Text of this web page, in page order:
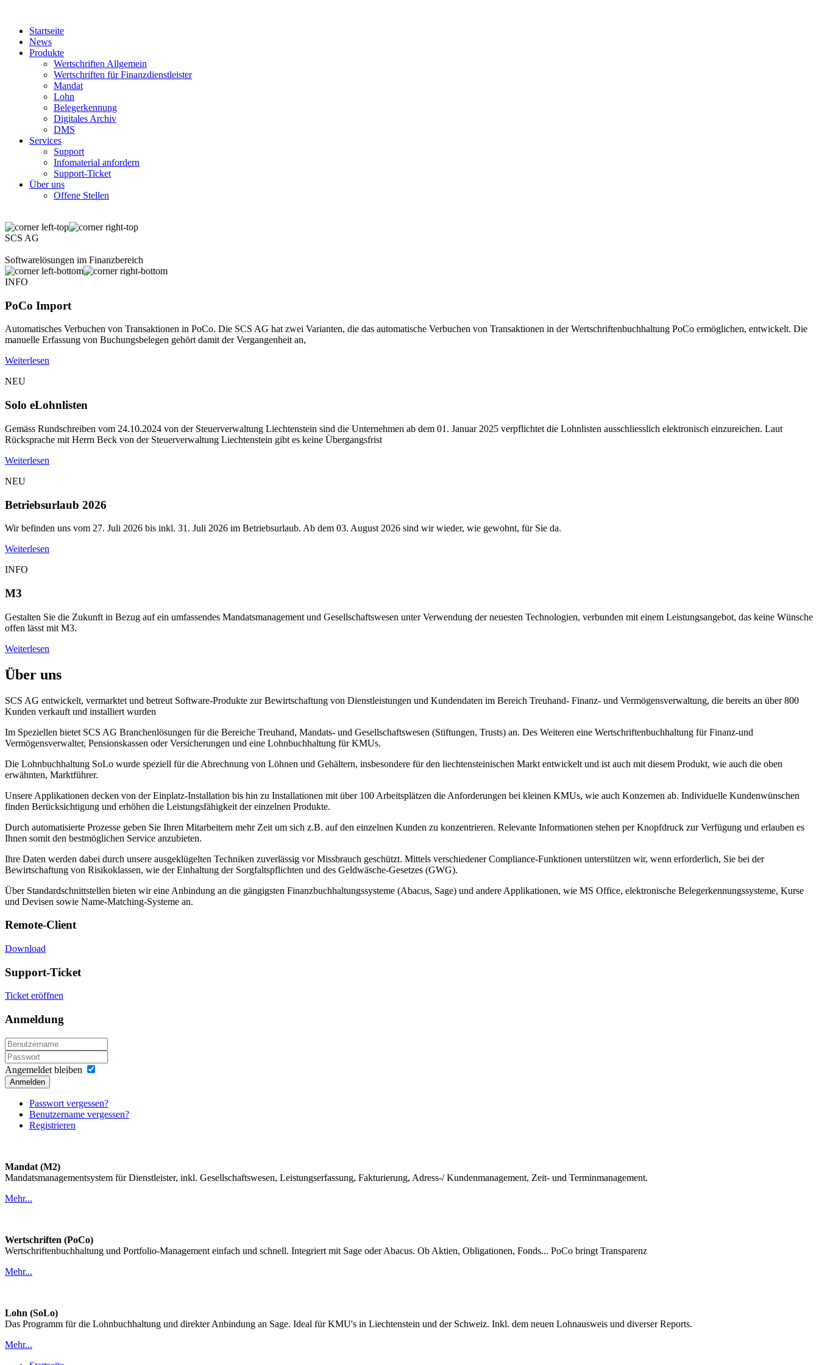
Startseite
News
Produkte
Wertschriften Allgemein
Wertschriften für Finanzdienstleister
Mandat
Lohn
Belegerkennung
Digitales Archiv
DMS
Services
Support
Infomaterial anfordern
Support-Ticket
Über uns
Offene Stellen
SCS AG
Softwarelösungen im Finanzbereich
INFO
PoCo Import
Automatisches Verbuchen von Transaktionen in PoCo. Die SCS AG hat zwei Varianten, die das automatische Verbuchen von Transaktionen in der Wertschriftenbuchhaltung PoCo ermöglichen, entwickelt. Die
manuelle Erfassung von Buchungsbelegen gehört damit der Vergangenheit an,
Weiterlesen
NEU
Solo eLohnlisten
Gemäss Rundschreiben vom 24.10.2024 von der Steuerverwaltung Liechtenstein sind die Unternehmen ab dem 01. Januar 2025 verpflichtet die Lohnlisten ausschliesslich elektronisch einzureichen. Laut
Rücksprache mit Herrn Beck von der Steuerverwaltung Liechtenstein gibt es keine Übergangsfrist
Weiterlesen
NEU
Betriebsurlaub 2026
Wir befinden uns vom 27. Juli 2026 bis inkl. 31. Juli 2026 im Betriebsurlaub. Ab dem 03. August 2026 sind wir wieder, wie gewohnt, für Sie da.
Weiterlesen
INFO
M3
Gestalten Sie die Zukunft in Bezug auf ein umfassendes Mandatsmanagement und Gesellschaftswesen unter Verwendung der neuesten Technologien, verbunden mit einem Leistungsangebot, das keine Wünsche
offen lässt mit M3.
Weiterlesen
Über uns
SCS AG entwickelt, vermarktet und betreut Software-Produkte zur Bewirtschaftung von Dienstleistungen und Kundendaten im Bereich Treuhand- Finanz- und Vermögensverwaltung, die bereits an über 800
Kunden verkauft und installiert wurden
Im Speziellen bietet SCS AG Branchenlösungen für die Bereiche Treuhand, Mandats- und Gesellschaftswesen (Stiftungen, Trusts) an. Des Weiteren eine Wertschriftenbuchhaltung für Finanz-und
Vermögensverwalter, Pensionskassen oder Versicherungen und eine Lohnbuchhaltung für KMUs.
Die Lohnbuchhaltung SoLo wurde speziell für die Abrechnung von Löhnen und Gehältern, insbesondere für den liechtensteinischen Markt entwickelt und ist auch mit diesem Produkt, wie auch die oben
erwähnten, Marktführer.
Unsere Applikationen decken von der Einplatz-Installation bis hin zu Installationen mit über 100 Arbeitsplätzen die Anforderungen bei kleinen KMUs, wie auch Konzernen ab. Individuelle Kundenwünschen
finden Berücksichtigung und erhöhen die Leistungsfähigkeit der einzelnen Produkte.
Durch automatisierte Prozesse geben Sie Ihren Mitarbeitern mehr Zeit um sich z.B. auf den einzelnen Kunden zu konzentrieren. Relevante Informationen stehen per Knopfdruck zur Verfügung und erlauben es
Ihnen somit den bestmöglichen Service anzubieten.
Ihre Daten werden dabei durch unsere ausgeklügelten Techniken zuverlässig vor Missbrauch geschützt. Mittels verschiedener Compliance-Funktionen unterstützen wir, wenn erforderlich, Sie bei der
Bewirtschaftung von Risikoklassen, wie der Einhaltung der Sorgfaltspflichten und des Geldwäsche-Gesetzes (GWG).
Über Standardschnittstellen bieten wir eine Anbindung an die gängigsten Finanzbuchhaltungssysteme (Abacus, Sage) und andere Applikationen, wie MS Office, elektronische Belegerkennungssysteme, Kurse
und Devisen sowie Name-Matching-Systeme an.
Remote-Client
Download
Support-Ticket
Ticket eröffnen
Anmeldung
Angemeldet bleiben
Anmelden
Passwort vergessen?
Benutzername vergessen?
Registrieren
Mandat (M2)
Mandatsmanagementsystem für Dienstleister, inkl. Gesellschaftswesen, Leistungserfassung, Fakturierung, Adress-/ Kundenmanagement, Zeit- und Terminmanagement.
Mehr...
Wertschriften (PoCo)
Wertschriftenbuchhaltung und Portfolio-Management einfach und schnell. Integriert mit Sage oder Abacus. Ob Aktien, Obligationen, Fonds... PoCo bringt Transparenz
Mehr...
Lohn (SoLo)
Das Programm für die Lohnbuchhaltung und direkter Anbindung an Sage. Ideal für KMU's in Liechtenstein und der Schweiz. Inkl. dem neuen Lohnausweis und diverser Reports.
Mehr...